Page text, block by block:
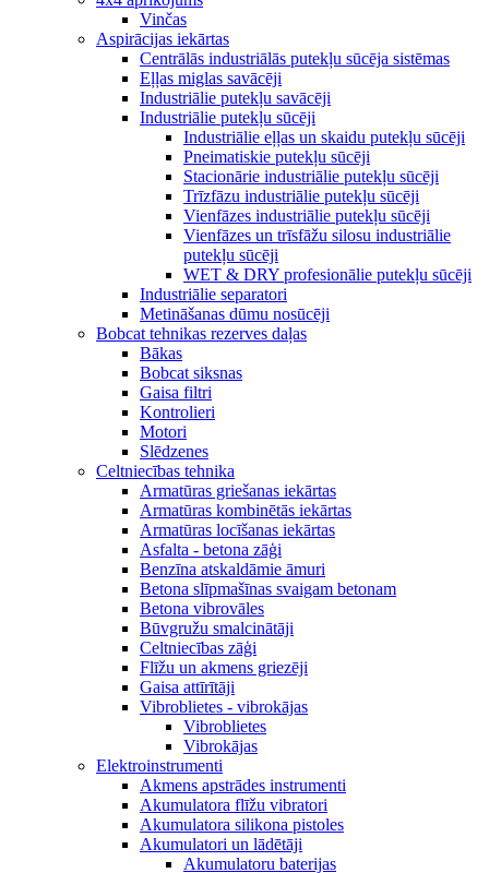
Vinčas
Aspirācijas iekārtas
Centrālās industriālās putekļu sūcēja sistēmas
Eļļas miglas savācēji
Industriālie putekļu savācēji
Industriālie putekļu sūcēji
Industriālie eļļas un skaidu putekļu sūcēji
Pneimatiskie putekļu sūcēji
Stacionārie industriālie putekļu sūcēji
Trīzfāzu industriālie putekļu sūcēji
Vienfāzes industriālie putekļu sūcēji
Vienfāzes un trīsfāžu silosu industriālie
putekļu sūcēji
WET & DRY profesionālie putekļu sūcēji
Industriālie separatori
Metināšanas dūmu nosūcēji
Bobcat tehnikas rezerves daļas
Bākas
Bobcat siksnas
Gaisa filtri
Kontrolieri
Motori
Slēdzenes
Celtniecības tehnika
Armatūras griešanas iekārtas
Armatūras kombinētās iekārtas
Armatūras locīšanas iekārtas
Asfalta - betona zāģi
Benzīna atskaldāmie āmuri
Betona slīpmašīnas svaigam betonam
Betona vibrovāles
Būvgružu smalcinātāji
Celtniecības zāģi
Flīžu un akmens griezēji
Gaisa attīrītāji
Vibroblietes - vibrokājas
Vibroblietes
Vibrokājas
Elektroinstrumenti
Akmens apstrādes instrumenti
Akumulatora flīžu vibratori
Akumulatora silikona pistoles
Akumulatori un lādētāji
Akumulatoru baterijas